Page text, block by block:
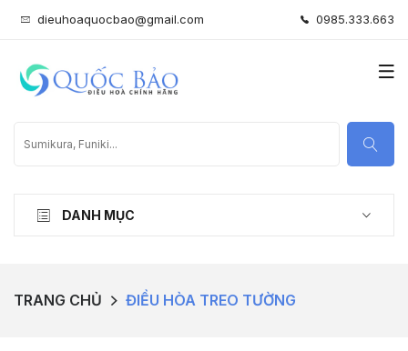
dieuhoaquocbao@gmail.com 0985.333.663
DANH MỤC
TRANG CHỦ ĐIỀU HÒA TREO TƯỜNG